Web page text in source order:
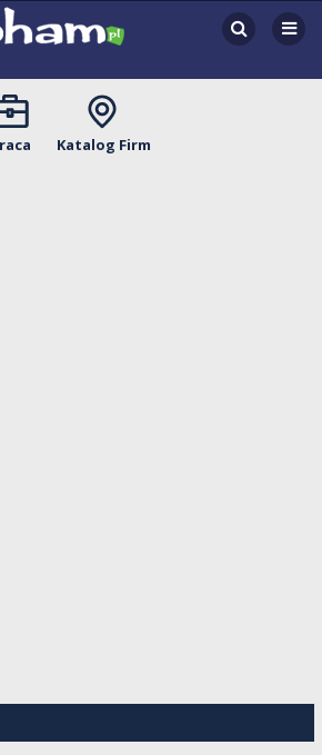
Katalog Firm